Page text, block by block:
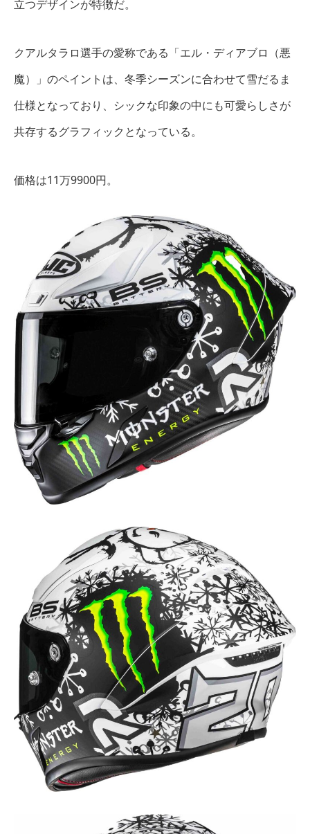
立つデザインが特徴だ。
クアルタラロ選手の愛称である「エル・ディアブロ（悪
魔）」のペイントは、冬季シーズンに合わせて雪だるま
仕様となっており、シックな印象の中にも可愛らしさが
共存するグラフィックとなっている。
価格は11万9900円。